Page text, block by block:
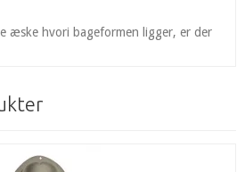
æske hvori bageformen ligger, er der